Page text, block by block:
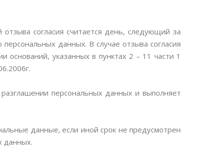
согласия считается день, следующий за
данных. В случае отзыва согласия
указанных в пунктах 2 – 11 части 1
персональных данных и выполняет
данные, если иной срок не предусмотрен
данных.